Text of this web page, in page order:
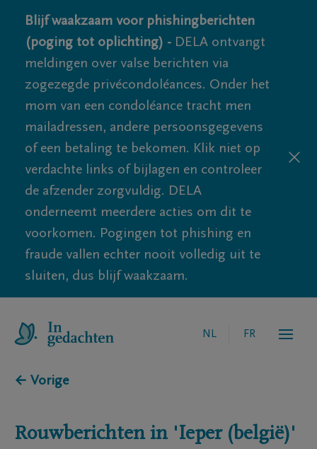
Blijf waakzaam voor phishingberichten
(poging tot oplichting) - DELA ontvangt
meldingen over valse berichten via
zogezegde privécondoléances. Onder het
mom van een condoléance tracht men
mailadressen, andere persoonsgegevens
of een betaling te bekomen. Klik niet op
verdachte links of bijlagen en controleer
de afzender zorgvuldig. DELA
onderneemt meerdere acties om dit te
voorkomen. Pogingen tot phishing en
fraude vallen echter nooit volledig uit te
sluiten, dus blijf waakzaam.
NL FR
← Vorige
Rouwberichten in 'Ieper (belgië)'